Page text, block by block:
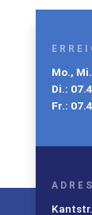
Mo.,
Di.:
Fr.: